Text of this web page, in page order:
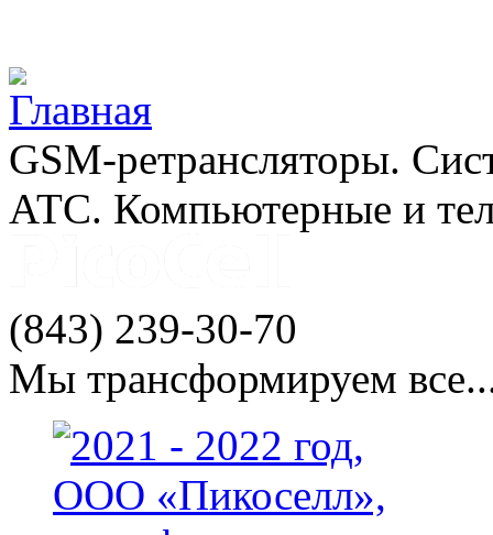
GSM-ретрансляторы.
АТС. Компьютерные и
(843) 239-30-70
Мы трансформируем